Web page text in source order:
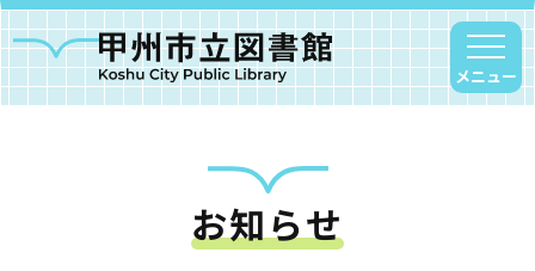
メニュー
お知らせ
甲州市図書館について